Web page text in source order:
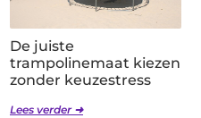
De juiste
trampolinemaat kiezen
zonder keuzestress
Lees verder ➜